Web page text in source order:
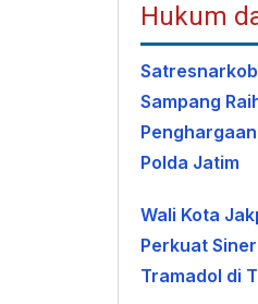
Hukum
Sampang
Polda Jatim
Wali Kota
Perkuat
Tramadol di